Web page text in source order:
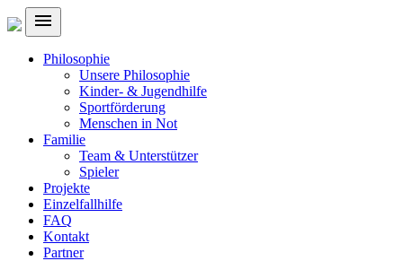
menu
Philosophie
Unsere Philosophie
Kinder- & Jugendhilfe
Sportförderung
Menschen in Not
Familie
Team & Unterstützer
Spieler
Projekte
Einzelfallhilfe
FAQ
Kontakt
Partner